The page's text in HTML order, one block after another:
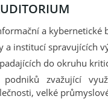
a kybernetické
a institucí spravujících
do okruhu
podniků zvažující
velké